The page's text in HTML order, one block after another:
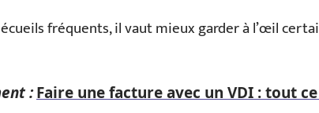
fréquents, il vaut mieux garder à l’œil
:Faire une facture avec un VDI : tout